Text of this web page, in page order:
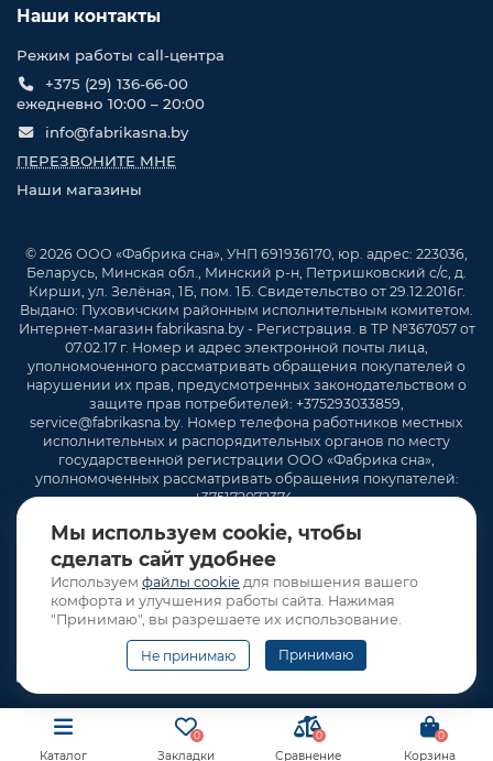
Мы используем cookie, чтобы
сделать сайт удобнее
Используем файлы cookie для повышения вашего
комфорта и улучшения работы сайта. Нажимая
"Принимаю", вы разрешаете их использование.
Не принимаю Принимаю
Наши контакты
Режим работы call-центра
+375 (29) 136-66-00
ежедневно 10:00 – 20:00
info@fabrikasna.by
ПЕРЕЗВОНИТЕ МНЕ
Наши магазины
© 2026 ООО «Фабрика сна», УНП 691936170, юр. адрес: 223036,
Беларусь, Минская обл., Минский р-н, Петришковский с/с, д.
Кирши, ул. Зелёная, 1Б, пом. 1Б. Свидетельство от 29.12.2016г.
Выдано: Пуховичским районным исполнительным комитетом.
Интернет-магазин fabrikasna.by - Регистрация. в ТР №367057 от
07.02.17 г. Номер и адрес электронной почты лица,
уполномоченного рассматривать обращения покупателей о
нарушении их прав, предусмотренных законодательством о
защите прав потребителей: +375293033859,
service@fabrikasna.by. Номер телефона работников местных
исполнительных и распорядительных органов по месту
государственной регистрации ООО «Фабрика сна»,
уполномоченных рассматривать обращения покупателей:
+375172072374 .
Каталог
0
Закладки
0
Сравнение
0
Корзина